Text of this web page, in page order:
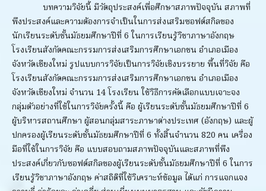
บทความวิจัยนี้ มีวัตถุประสงค์เพื่อศึกษาสภาพปัจจุบัน สภาพที่
พึงประสงค์และความต้องการจำเป็นในการส่งเสริมซอฟต์สกิลของ
นักเรียนระดับชั้นมัธยมศึกษาปีที่ 6 ในการเรียนรู้วิชาภาษาอังกฤษ
โรงเรียนสังกัดคณะกรรมการส่งเสริมการศึกษาเอกชน อำเภอเมือง
จังหวัดเชียงใหม่ รูปแบบการวิจัยเป็นการวิจัยเชิงบรรยาย พื้นที่วิจัย คือ
โรงเรียนสังกัดคณะกรรมการส่งเสริมการศึกษาเอกชน อำเภอเมือง
จังหวัดเชียงใหม่ จำนวน 14 โรงเรียน ใช้วิธีการคัดเลือกแบบเจาะจง
กลุ่มตัวอย่างที่ใช้ในการวิจัยครั้งนี้ คือ ผู้เรียนระดับชั้นมัธยมศึกษาปีที่ 6
ผู้บริหารสถานศึกษา ผู้สอนกลุ่มสาระภาษาต่างประเทศ (อังกฤษ) และผู้
ปกครองผู้เรียนระดับชั้นมัธยมศึกษาปีที่ 6 ทั้งสิ้นจำนวน 820 คน เครื่อง
มือที่ใช้ในการวิจัย คือ แบบสอบถามสภาพปัจจุบันและสภาพที่พึง
ประสงค์เกี่ยวกับซอฟต์สกิลของผู้เรียนระดับชั้นมัธยมศึกษาปีที่ 6 ในการ
เรียนรู้วิชาภาษาอังกฤษ ค่าสถิติที่ใช้วิเคราะห์ข้อมูล ได้แก่ การแจกแจง